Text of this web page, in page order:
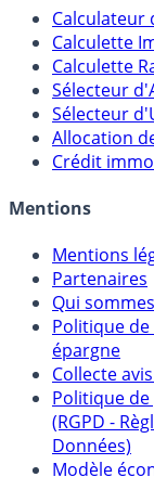
Outils
Calculateur
Calculette
Calculette
Sélecteur
Sélecteur
Crédit
Mentions
Mentions
Partenaires
Qui
Politique de
épargne
Collecte
Politique de
(RGPD -